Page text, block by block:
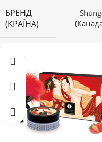
БРЕНД
(КРАЇНА)